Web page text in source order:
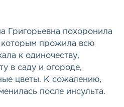
Григорьевна похоронила
которым прожила всю
к одиночеству,
в саду и огороде,
цветы. К сожалению,
после инсульта.